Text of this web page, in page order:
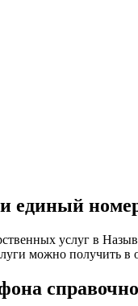
услуг в
можно получить в